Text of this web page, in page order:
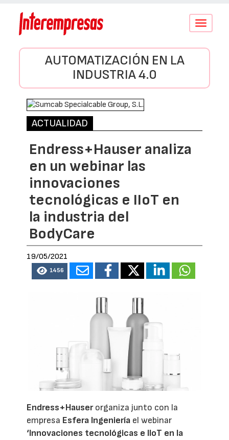
Conmutar
AUTOMATIZACIÓN EN LA
INDUSTRIA 4.0
ACTUALIDAD
Endress+Hauser analiza
en un webinar las
innovaciones
tecnológicas e IIoT en
la industria del
BodyCare
19/05/2021
1456
Endress+Hauserorganiza junto con la
empresa Esfera Ingeniería el webinar
‘Innovaciones tecnológicas e IIoT en la